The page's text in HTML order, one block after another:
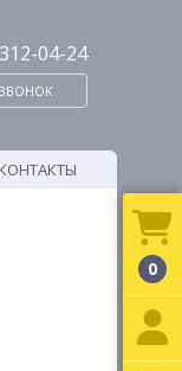
04-24
КОНТАКТЫ
0